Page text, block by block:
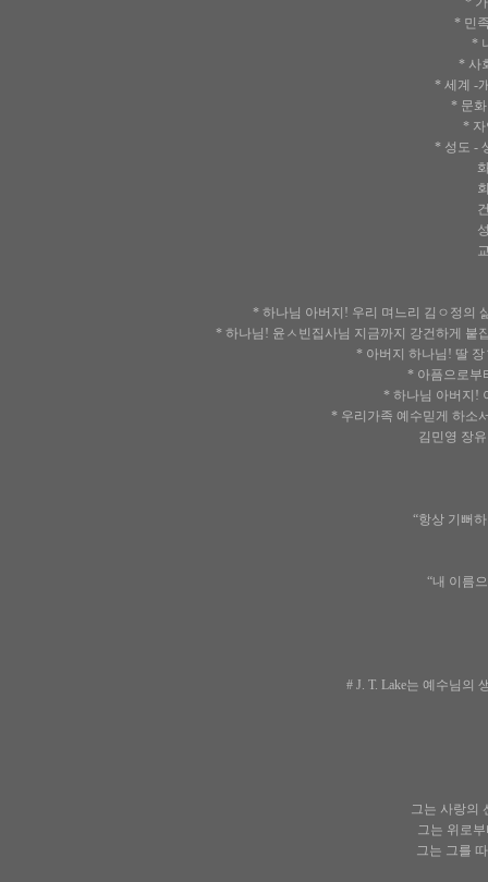
* 민
*
* 사
* 세계 -
* 문
*
* 성도 -
화평
회개
건강
성장
교제
* 하나님 아버지! 우리 며느리 김ㅇ정의
* 하나님! 윤ㅅ빈집사님 지금까지 강건하게 붙
* 아버지 하나님! 딸
* 아픔으로부
* 하나님 아버지!
* 우리가족 예수믿게 하소
김민영 장유진 장
“항상 기뻐
“내 이름
# J. T. Lake는 예수님
그는 사랑의
그는 위로
그는 그를